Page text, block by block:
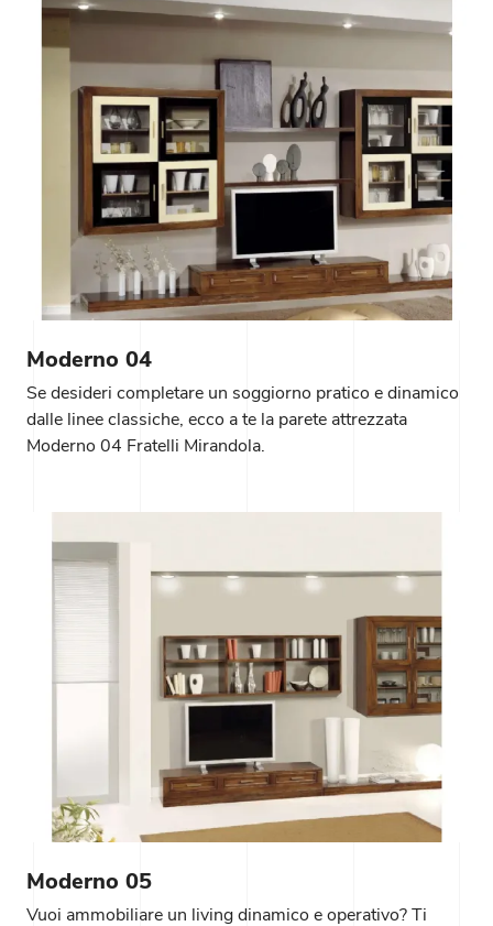
Moderno 04
Se desideri completare un soggiorno pratico e dinamico
dalle linee classiche, ecco a te la parete attrezzata
Moderno 04 Fratelli Mirandola.
Moderno 05
Vuoi ammobiliare un living dinamico e operativo? Ti